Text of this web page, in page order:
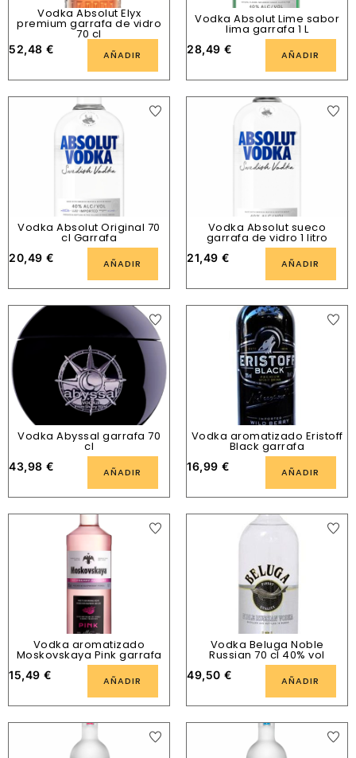
Vodka Absolut Elyx
premium garrafa de vidro
70 cl
52,48 € AÑADIR
Vodka Absolut Lime sabor
lima garrafa 1 L
28,49 € AÑADIR
Vodka Absolut Original 70
cl Garrafa
20,49 € AÑADIR
Vodka Absolut sueco
garrafa de vidro 1 litro
21,49 € AÑADIR
Vodka Abyssal garrafa 70
cl
43,98 € AÑADIR
Vodka aromatizado Eristoff
Black garrafa
16,99 € AÑADIR
Vodka aromatizado
Moskovskaya Pink garrafa
15,49 € AÑADIR
Vodka Beluga Noble
Russian 70 cl 40% vol
49,50 € AÑADIR